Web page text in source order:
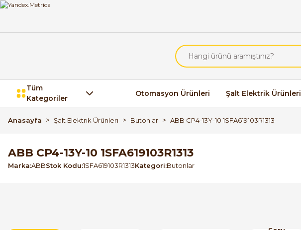
Tüm
Kategoriler
Otomasyon Ürünleri Şalt Elektrik Ürünleri
Anasayfa Şalt Elektrik Ürünleri Butonlar ABB CP4-13Y-10 1SFA619103R1313
ABB CP4-13Y-10 1SFA619103R1313
Marka ABBStok Kodu 1SFA619103R1313Kategori Butonlar